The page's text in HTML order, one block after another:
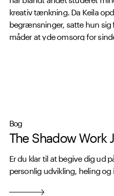
kreativ tænkning. Da Keila
begrænsninger, satte hun
måder at yde omsorg for
Bog
The Shadow Work
Er du klar til at begive dig ud
personlig udvikling, heling